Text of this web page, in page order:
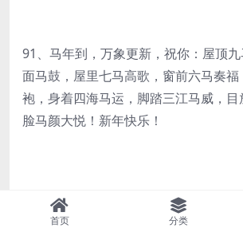
91、马年到，万象更新，祝你：屋顶
面马鼓，屋里七马高歌，窗前六马奏福
袍，身着四海马运，脚踏三江马威，
脸马颜大悦！新年快乐！
92、痛苦最好是别人的，快乐才是自己
时的，朋友总是永恒的；爱情是用心经
首页 分类